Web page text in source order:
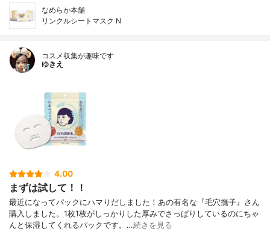
なめらか本舗
リンクルシートマスク N
コスメ収集が趣味です
ゆきえ
4.00
まずは試して！！
最近になってパックにハマりだしました！あの有名な『毛穴撫子』さん
購入しました。1枚1枚がしっかりした厚みでさっぱりしているのにちゃ
んと保湿してくれるパックです。…続きを見る